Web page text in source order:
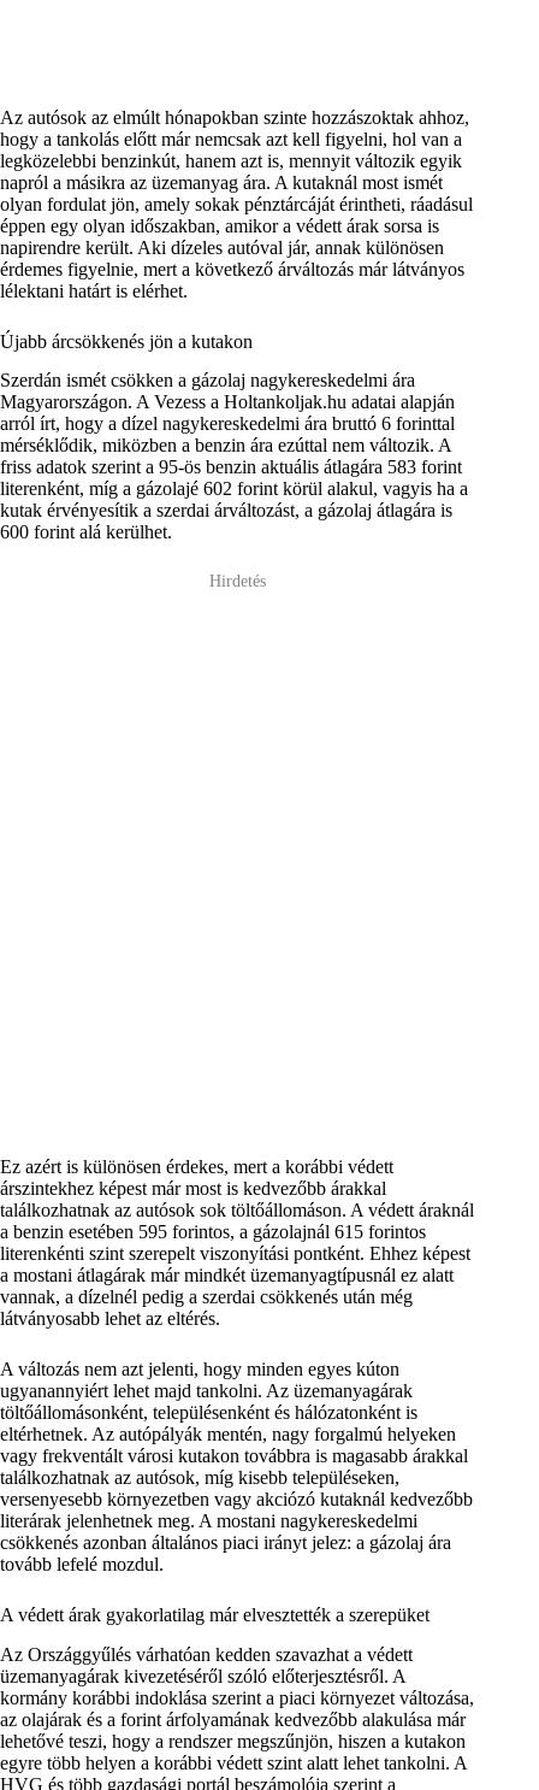
Az autósok az elmúlt hónapokban szinte hozzászoktak ahhoz,
hogy a tankolás előtt már nemcsak azt kell figyelni, hol van a
legközelebbi benzinkút, hanem azt is, mennyit változik egyik
napról a másikra az üzemanyag ára. A kutaknál most ismét
olyan fordulat jön, amely sokak pénztárcáját érintheti, ráadásul
éppen egy olyan időszakban, amikor a védett árak sorsa is
napirendre került. Aki dízeles autóval jár, annak különösen
érdemes figyelnie, mert a következő árváltozás már látványos
lélektani határt is elérhet.
Újabb árcsökkenés jön a kutakon
Szerdán ismét csökken a gázolaj nagykereskedelmi ára
Magyarországon. A Vezess a Holtankoljak.hu adatai alapján
arról írt, hogy a dízel nagykereskedelmi ára bruttó 6 forinttal
mérséklődik, miközben a benzin ára ezúttal nem változik. A
friss adatok szerint a 95-ös benzin aktuális átlagára 583 forint
literenként, míg a gázolajé 602 forint körül alakul, vagyis ha a
kutak érvényesítik a szerdai árváltozást, a gázolaj átlagára is
600 forint alá kerülhet.
Hirdetés
Ez azért is különösen érdekes, mert a korábbi védett
árszintekhez képest már most is kedvezőbb árakkal
találkozhatnak az autósok sok töltőállomáson. A védett áraknál
a benzin esetében 595 forintos, a gázolajnál 615 forintos
literenkénti szint szerepelt viszonyítási pontként. Ehhez képest
a mostani átlagárak már mindkét üzemanyagtípusnál ez alatt
vannak, a dízelnél pedig a szerdai csökkenés után még
látványosabb lehet az eltérés.
A változás nem azt jelenti, hogy minden egyes kúton
ugyanannyiért lehet majd tankolni. Az üzemanyagárak
töltőállomásonként, településenként és hálózatonként is
eltérhetnek. Az autópályák mentén, nagy forgalmú helyeken
vagy frekventált városi kutakon továbbra is magasabb árakkal
találkozhatnak az autósok, míg kisebb településeken,
versenyesebb környezetben vagy akciózó kutaknál kedvezőbb
literárak jelenhetnek meg. A mostani nagykereskedelmi
csökkenés azonban általános piaci irányt jelez: a gázolaj ára
tovább lefelé mozdul.
A védett árak gyakorlatilag már elvesztették a szerepüket
Az Országgyűlés várhatóan kedden szavazhat a védett
üzemanyagárak kivezetéséről szóló előterjesztésről. A
kormány korábbi indoklása szerint a piaci környezet változása,
az olajárak és a forint árfolyamának kedvezőbb alakulása már
lehetővé teszi, hogy a rendszer megszűnjön, hiszen a kutakon
egyre több helyen a korábbi védett szint alatt lehet tankolni. A
HVG és több gazdasági portál beszámolója szerint a